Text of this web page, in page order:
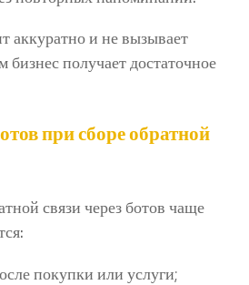
аккуратно и не вызывает
бизнес получает достаточное
при сборе обратной
связи через ботов чаще
покупки или услуги;